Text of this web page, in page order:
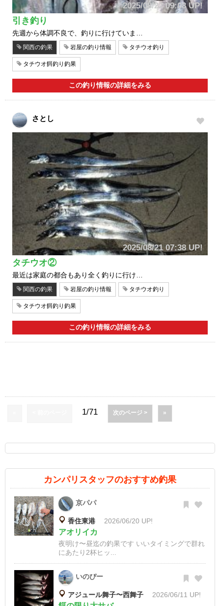
2025/08/22 09:08 UP!
引き釣り
先週から体調不良で、釣りに行けていま…
関西の釣果 岩屋の釣り情報 タチウオ釣り
タチウオ餌釣り釣果
この釣り情報の詳細をみる
さとし
2025/08/21 07:38 UP!
タチウオ②
最近は家庭の都合もあり全く釣りに行け…
関西の釣果 岩屋の釣り情報 タチウオ釣り
タチウオ餌釣り釣果
この釣り情報の詳細をみる
1/71 次のページ > »
カンパリスタッフのおすすめ釣果
京パパ
香住東港 2026/06/20 UP!
アオリイカ
夜明け〜昼迄の釣果です いいタイミングで群れ
にあたり2杯ヒッ...
いのぴー
アジュール舞子〜西舞子 2026/06/11 UP!